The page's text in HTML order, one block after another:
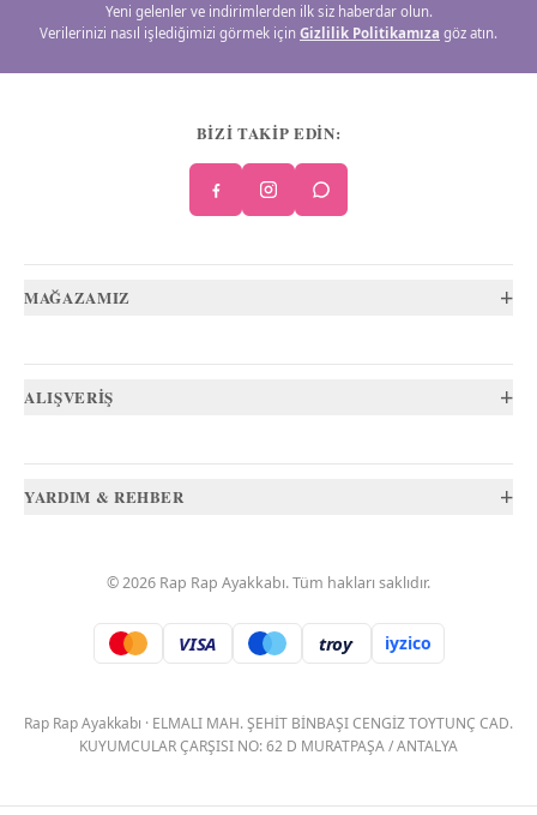
Yeni gelenler ve indirimlerden ilk siz haberdar olun.
Verilerinizi nasıl işlediğimizi görmek için Gizlilik Politikamıza göz atın.
BİZİ TAKİP EDİN:
MAĞAZAMIZ +
ALIŞVERİŞ +
YARDIM & REHBER +
©2026 Rap Rap Ayakkabı. Tüm hakları saklıdır.
VISA troy. iyzico
Rap Rap Ayakkabı · ELMALI MAH. ŞEHİT BİNBAŞI CENGİZ TOYTUNÇ CAD.
KUYUMCULAR ÇARŞISI NO: 62 D MURATPAŞA / ANTALYA